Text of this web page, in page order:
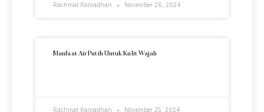
Rachmat Ramadhan November 26, 2024
Manfaat Air Putih Untuk Kulit Wajah
Rachmat Ramadhan November 25, 2024